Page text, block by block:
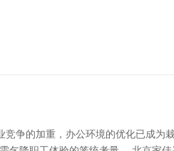
争的加重，办公环境的优化已成为